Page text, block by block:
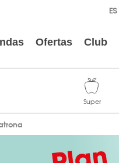
Ofertas Club